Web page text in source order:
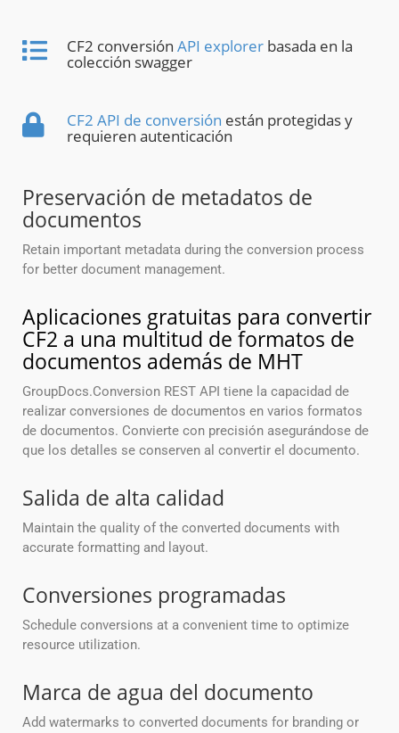
CF2 conversión API explorer basada en la
colección swagger
CF2 API de conversión están protegidas y
requieren autenticación
Preservación de metadatos de
documentos
Retain important metadata during the conversion process
for better document management.
Aplicaciones gratuitas para convertir
CF2 a una multitud de formatos de
documentos además de MHT
GroupDocs.Conversion REST API tiene la capacidad de
realizar conversiones de documentos en varios formatos
de documentos. Convierte con precisión asegurándose de
que los detalles se conserven al convertir el documento.
Salida de alta calidad
Maintain the quality of the converted documents with
accurate formatting and layout.
Conversiones programadas
Schedule conversions at a convenient time to optimize
resource utilization.
Marca de agua del documento
Add watermarks to converted documents for branding or